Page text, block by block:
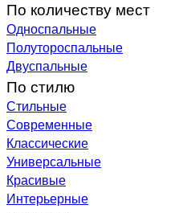
По количеству мест
Односпальные
Полутороспальные
Двуспальные
По стилю
Стильные
Современные
Классические
Универсальные
Красивые
Интерьерные